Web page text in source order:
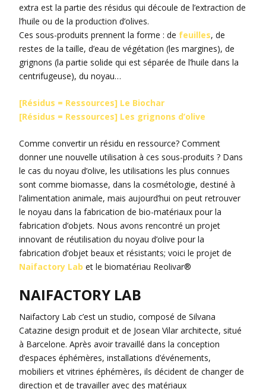
extra est la partie des résidus qui découle de l’extraction de
l’huile ou de la production d’olives.
Ces sous-produits prennent la forme : de feuilles, de
restes de la taille, d’eau de végétation (les margines), de
grignons (la partie solide qui est séparée de l’huile dans la
centrifugeuse), du noyau…
[Résidus = Ressources] Le Biochar
[Résidus = Ressources] Les grignons d’olive
Comme convertir un résidu en ressource? Comment
donner une nouvelle utilisation à ces sous-produits ? Dans
le cas du noyau d’olive, les utilisations les plus connues
sont comme biomasse, dans la cosmétologie, destiné à
l’alimentation animale, mais aujourd’hui on peut retrouver
le noyau dans la fabrication de bio-matériaux pour la
fabrication d’objets. Nous avons rencontré un projet
innovant de réutilisation du noyau d’olive pour la
fabrication d’objet beaux et résistants; voici le projet de
Naifactory Lab et le biomatériau Reolivar®
NAIFACTORY LAB
Naifactory Lab c’est un studio, composé de Silvana
Catazine design produit et de Josean Vilar architecte, situé
à Barcelone. Après avoir travaillé dans la conception
d’espaces éphémères, installations d’événements,
mobiliers et vitrines éphémères, ils décident de changer de
direction et de travailler avec des matériaux